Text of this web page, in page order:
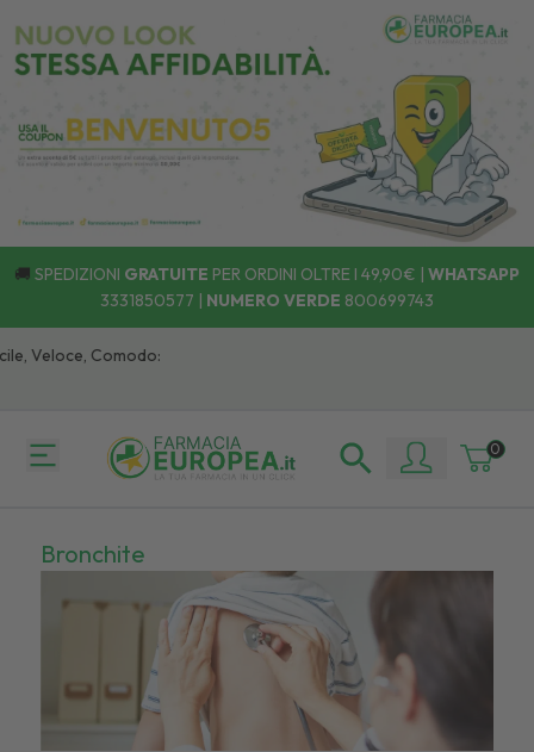
🚚 SPEDIZIONI GRATUITE PER ORDINI OLTRE I 49,90€ | WHATSAPP
3331850577 | NUMERO VERDE 800699743
Veloce, Comodo:
0
Bronchite